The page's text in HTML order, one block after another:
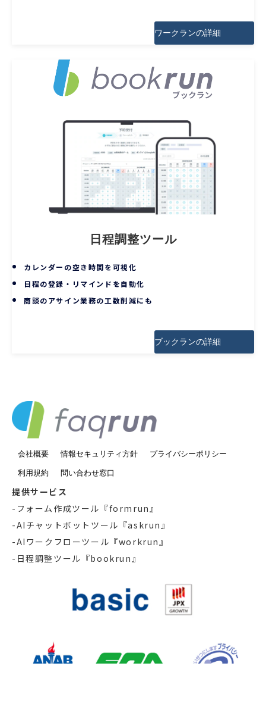
ワークランの詳細
日程調整ツール
カレンダーの空き時間を可視化
日程の登録・リマインドを自動化
商談のアサイン業務の工数削減にも
ブックランの詳細
会社概要 情報セキュリティ方針 プライバシーポリシー
利用規約 問い合わせ窓口
提供サービス
- フォーム作成ツール『formrun』
-AIチャットボットツール『askrun』
-AIワークフローツール『workrun』
-日程調整ツール『bookrun』